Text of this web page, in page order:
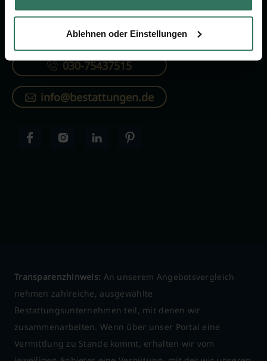
Ablehnen oder Einstellungen
KONTAKTIEREN SIE UNS
030-75437515
info@bestattungen.de
Transparenzhinweis: An unserem Angebotsvergleich
nehmen zahlreiche, ausgewählte
Bestattungsunternehmen teil, mit denen wir
zusammenarbeiten. Wenn über unser Portal eine
Vermittlung zu Stande kommt, erhalten wir vom